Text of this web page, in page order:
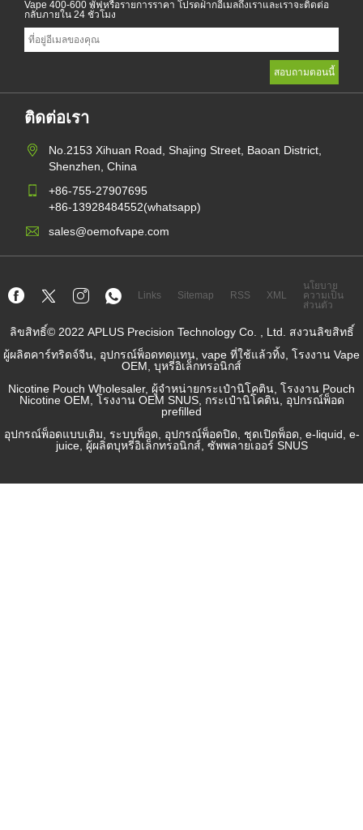
Vape 400-600 พัฟหรือรายการราคา โปรดฝากอีเมลถึงเราและเราจะติดต่อ
กลับภายใน 24 ชั่วโมง
ติดต่อเรา
No.2153 Xihuan Road, Shajing Street, Baoan District,
Shenzhen, China
+86-755-27907695
+86-13928484552(whatsapp)
sales@oemofvape.com
Links Sitemap RSS XML
นโยบาย
ความเป็น
ส่วนตัว
ลิขสิทธิ์© 2022 APLUS Precision Technology Co. , Ltd. สงวนลิขสิทธิ์
ผู้ผลิตคาร์ทริดจ์จีน, อุปกรณ์พ็อดทดแทน, vape ที่ใช้แล้วทิ้ง, โรงงาน Vape
OEM, บุหรี่อิเล็กทรอนิกส์
Nicotine Pouch Wholesaler, ผู้จำหน่ายกระเป๋านิโคติน, โรงงาน Pouch
Nicotine OEM, โรงงาน OEM SNUS, กระเป๋านิโคติน, อุปกรณ์พ็อด
prefilled
อุปกรณ์พ็อดแบบเติม, ระบบพ็อด, อุปกรณ์พ็อดปิด, ชุดเปิดพ็อด, e-liquid, e-
juice, ผู้ผลิตบุหรี่อิเล็กทรอนิกส์, ซัพพลายเออร์ SNUS